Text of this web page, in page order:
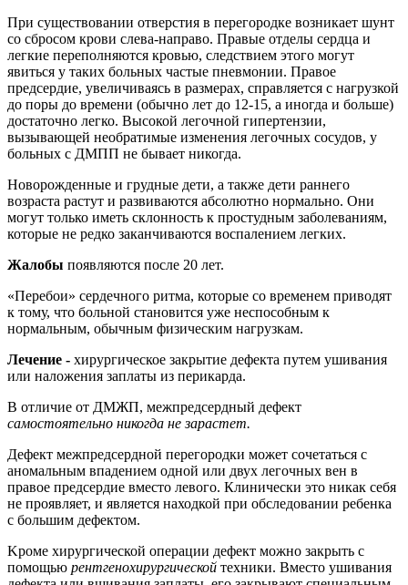
При существовании отверстия в перегородке возникает шунт
со сбросом крови слева-направо. Правые отделы сердца и
легкие переполняются кровью, следствием этого могут
явиться у таких больных частые пневмонии. Правое
предсердие, увеличиваясь в размерах, справляется с нагрузкой
до поры до времени (обычно лет до 12-15, а иногда и больше)
достаточно легко. Высокой легочной гипертензии,
вызывающей необратимые изменения легочных сосудов, у
больных с ДМПП не бывает никогда.
Новорожденные и грудные дети, a также дети раннего
возраста растут и развиваются абсолютно нормально. Они
могут только иметь склонность к простудным заболеваниям,
которые не редко заканчиваются воспалением легких.
Жалобы появляются после 20 лет.
«Перебои» сердечного ритма, которые со временем приводят
к тому, что больной становится уже неспособным к
нормальным, обычным физическим нагрузкам.
Лечение - хирургическое закрытие дефекта путем ушивания
или наложения заплаты из перикарда.
В отличие от ДМЖП, межпредсердный дефект
самостоятельно никогда не зарастет.
Дефект межпредсердной перегородки может сочетаться с
аномальным впадением одной или двух легочных вен в
правое предсердие вместо левого. Клинически это никак себя
не проявляет, и является находкой при обследовании ребенка
с большим дефектом.
Kроме хирургической операции дефект можно закрыть с
помощью рентгенохирургической техники. Вместо ушивания